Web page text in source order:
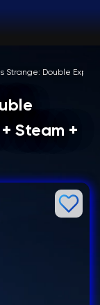
Strange: Double
Steam +